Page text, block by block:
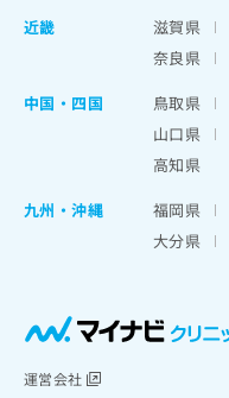
近畿
滋賀県
奈良県
中国・四国
鳥取県
山口県
高知県
九州・沖縄
福岡県
大分県
運営会社